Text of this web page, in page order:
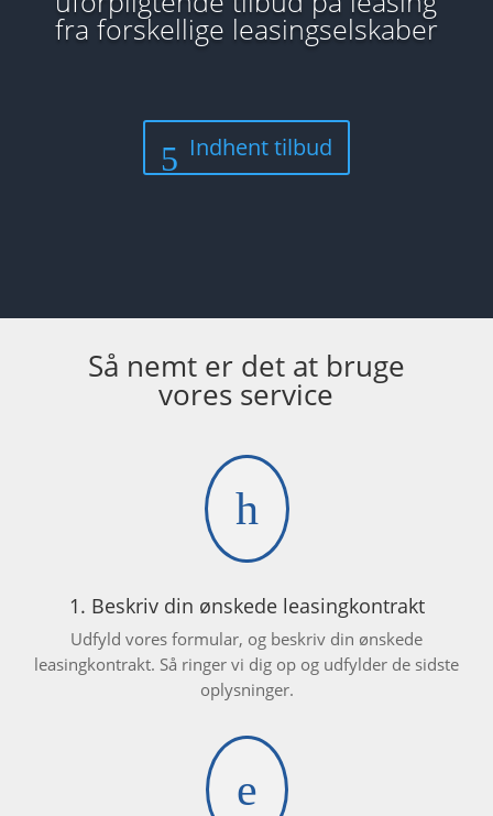
fra forskellige leasingselskaber
Indhent tilbud
Så nemt er det at bruge
vores service
h
1. Beskriv din ønskede leasingkontrakt
Udfyld vores formular, og beskriv din ønskede
leasingkontrakt. Så ringer vi dig op og udfylder de sidste
oplysninger.
e